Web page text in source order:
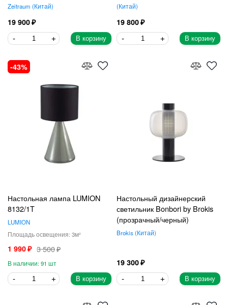
Zeitraum Китай
19 900
В корзину
Китай
19 800
В корзину
Настольная лампа LUMION
8132/1T
LUMION
3
1 990 3 500
91
В корзину
43
Настольный дизайнерский
светильник Bonbori by Brokis
(прозрачный/черный)
Brokis Китай
19 300
В корзину